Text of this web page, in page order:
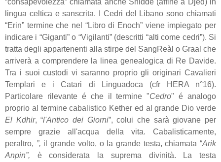
“consapevolezza” chiamata anche Shiddé (affine a Djed) in
lingua celtica e sanscrita. I Cedri del Libano sono chiamati
“Erin” termine che nel “Libro di Enoch” viene impiegato per
indicare i “Giganti” o “Vigilanti” (descritti “alti come cedri”). Si
tratta degli appartenenti alla stirpe del SangReàl o Graal che
arriverà a comprendere la linea genealogica di Re Davide.
Tra i suoi custodi vi saranno proprio gli originari Cavalieri
Templari e i Catari di Linguadoca (cfr HERA n°16).
Particolare rilevante é che il termine "Cedro" é analogo
proprio al termine cabalistico Kether ed al grande Dio verde
El Kdhir, “l'Antico dei Giorni”, colui che sarà giovane per
sempre grazie all'acqua della vita. Cabalisticamente,
peraltro, ”, il grande volto, o la grande testa, chiamata “Arik
Anpin”, è considerata la suprema divinità. La testa